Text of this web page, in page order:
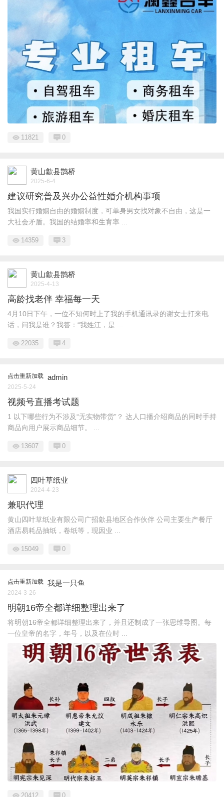
11821 0
黄山歙县鹊桥
2025-6-4
建议研究普及兴办公益性婚介机构事项
我国实行婚姻自由的婚姻制度，可单身男女找对象不自由，这是一
大社会矛盾。我国的结婚率和生育率 ...
14359 3
黄山歙县鹊桥
2025-4-13
高龄找老伴 幸福每一天
4月10日下午，一位不知何时上了我的手机通讯录的谢女士打来电
话，问我是谁？我答：“我姓江，是 ...
22035 4
点击重新加载 admin
2025-5-24
视频号直播考试题
1 以下哪些行为不涉及“无实物带货”？ 达人口播介绍商品的同时手持
商品向用户展示商品细节。 ...
13607 0
四叶草纸业
2024-4-23
兼职代理
黄山四叶草纸业有限公司广招歙县地区合作伙伴 公司主要生产餐厅
酒店易耗品抽纸，卷纸等，现因业 ...
15049 0
点击重新加载 我是一只鱼
2024-3-26
明朝16帝全都详细整理出来了
将明朝16帝全都详细整理出来了，并且还制成了一张思维导图。每
一位皇帝的名字，年号，以及在位时 ...
20412 0